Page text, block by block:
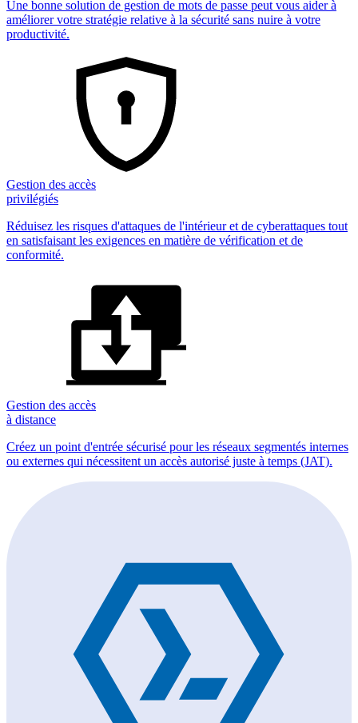
Une bonne solution de gestion de mots de passe peut vous aider à
améliorer votre stratégie relative à la sécurité sans nuire à votre
productivité.
Gestion des accès
privilégiés
Réduisez les risques d'attaques de l'intérieur et de cyberattaques tout
en satisfaisant les exigences en matière de vérification et de
conformité.
Gestion des accès
à distance
Créez un point d'entrée sécurisé pour les réseaux segmentés internes
ou externes qui nécessitent un accès autorisé juste à temps (JAT).